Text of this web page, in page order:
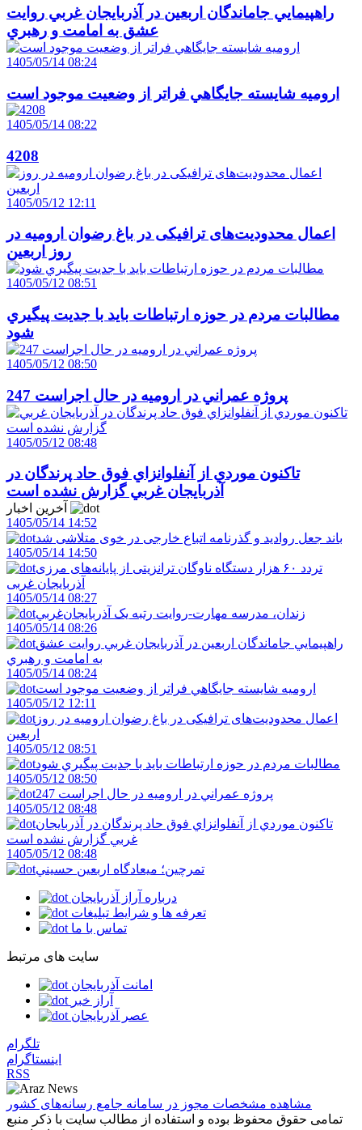
راهپيمايي جاماندگان اربعين در آذربايجان غربي روايت
عشق به امامت و رهبري
1405/05/14 08:24
اروميه شايسته جايگاهي فراتر از وضعيت موجود است
1405/05/14 08:22
4208
1405/05/12 12:11
اعمال محدودیت‌های ترافیکی در باغ رضوان ارومیه در
روز اربعین
1405/05/12 08:51
مطالبات مردم در حوزه ارتباطات بايد با جديت پيگيري
شود
1405/05/12 08:50
247 پروژه عمراني در اروميه در حال اجراست
1405/05/12 08:48
تاکنون موردي از آنفلوانزاي فوق حاد پرندگان در
آذربايجان غربي گزارش نشده است
1405/05/14 14:52
باند جعل روادید و گذرنامه اتباع خارجی در خوی متلاشی شد
1405/05/14 14:50
تردد ۶۰ هزار دستگاه ناوگان ترانزیتی از پایانه‌های مرزی
آذربایجان ‌غربی
1405/05/14 08:27
زندان، مدرسه مهارت-روايت رتبه يک آذربايجان‌غربي
1405/05/14 08:26
راهپيمايي جاماندگان اربعين در آذربايجان غربي روايت عشق
به امامت و رهبري
1405/05/14 08:24
اروميه شايسته جايگاهي فراتر از وضعيت موجود است
1405/05/12 12:11
اعمال محدودیت‌های ترافیکی در باغ رضوان ارومیه در روز
اربعین
1405/05/12 08:51
مطالبات مردم در حوزه ارتباطات بايد با جديت پيگيري شود
1405/05/12 08:50
247 پروژه عمراني در اروميه در حال اجراست
1405/05/12 08:48
تاکنون موردي از آنفلوانزاي فوق حاد پرندگان در آذربايجان
غربي گزارش نشده است
1405/05/12 08:48
تمرچين؛ ميعادگاه اربعين حسيني
درباره آراز آذربایجان
تعرفه ها و شرایط تبلیغات
تماس با ما
سایت های مرتبط
امانت آذربایجان
آراز خبر
عصر آذربایجان
تلگرام
اینستاگرام
RSS
مشاهده مشخصات مجوز در سامانه جامع رسانه‌های کشور
تمامی حقوق محفوظ بوده و استفاده از مطالب سایت با ذکر منبع